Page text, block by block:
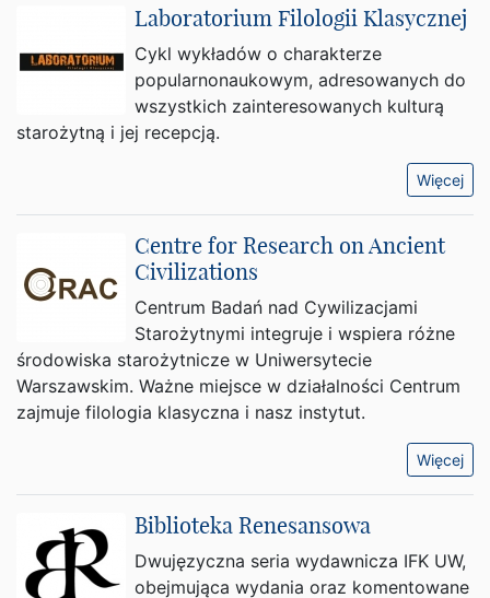
Laboratorium Filologii Klasycznej
Cykl wykładów o charakterze
popularnonaukowym, adresowanych do
wszystkich zainteresowanych kulturą
starożytną i jej recepcją.
Więcej
Centre for Research on Ancient
Civilizations
Centrum Badań nad Cywilizacjami
Starożytnymi integruje i wspiera różne
środowiska starożytnicze w Uniwersytecie
Warszawskim. Ważne miejsce w działalności Centrum
zajmuje filologia klasyczna i nasz instytut.
Więcej
Biblioteka Renesansowa
Dwujęzyczna seria wydawnicza IFK UW,
obejmująca wydania oraz komentowane